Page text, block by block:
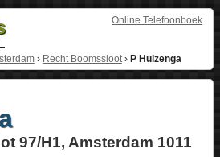
Online Telefoonboek
› Recht Boomssloot› P Huizenga
97/H1, Amsterdam 1011